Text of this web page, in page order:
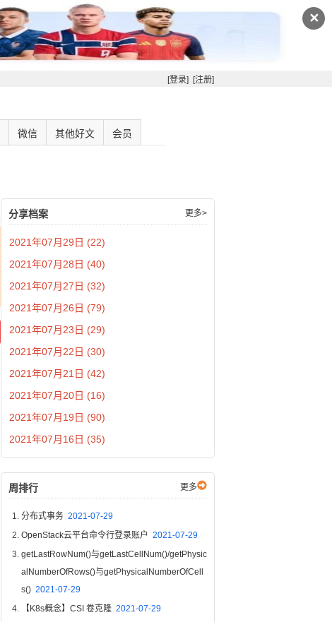
✕
[登录] [注册]
微信 其他好文 会员
分享档案 更多>
2021年07月29日 (22)
2021年07月28日 (40)
2021年07月27日 (32)
2021年07月26日 (79)
2021年07月23日 (29)
2021年07月22日 (30)
2021年07月21日 (42)
2021年07月20日 (16)
2021年07月19日 (90)
2021年07月16日 (35)
周排行 更多
分布式事务 2021-07-29
OpenStack云平台命令行登录账户 2021-07-29
getLastRowNum()与getLastCellNum()/getPhysic
alNumberOfRows()与getPhysicalNumberOfCell
s() 2021-07-29
【K8s概念】CSI 卷克隆 2021-07-29